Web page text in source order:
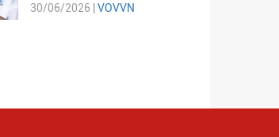
30/06/2026 | VOVVN